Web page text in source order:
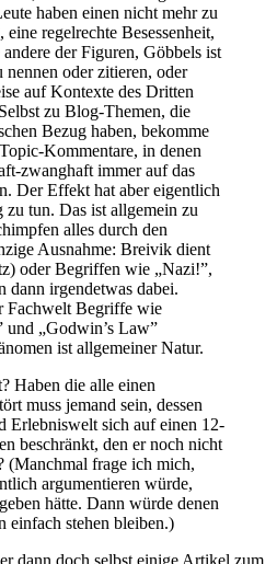
haben einen nicht mehr zu
regelrechte Besessenheit,
der Figuren, Göbbels ist
oder zitieren, oder
auf Kontexte des Dritten
zu Blog-Themen, die
Bezug haben, bekomme
Kommentare, in denen
zwanghaft immer auf das
Der Effekt hat aber eigentlich
tun. Das ist allgemein zu
alles durch den
Ausnahme: Breivik dient
oder Begriffen wie „Nazi!”,
dann irgendetwas dabei.
Fachwelt Begriffe wie
und „Godwin’s Law”
ist allgemeiner Natur.
Haben die alle einen
muss jemand sein, dessen
Erlebniswelt sich auf einen 12-
beschränkt, den er noch nicht
(Manchmal frage ich mich,
argumentieren würde,
hätte. Dann würde denen
einfach stehen bleiben.)